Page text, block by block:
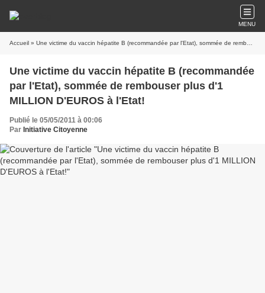
MENU
Accueil » Une victime du vaccin hépatite B (recommandée par l'Etat), sommée de rembouser plus d'1 MILLION D'EUROS à l'Etat!
Une victime du vaccin hépatite B (recommandée
par l'Etat), sommée de rembouser plus d'1
MILLION D'EUROS à l'Etat!
Publié le 05/05/2011 à 00:06
Par Initiative Citoyenne